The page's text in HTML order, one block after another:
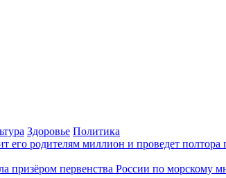
Здоровье Политика
его родителям миллион и проведет полтора
призёром первенства России по морскому